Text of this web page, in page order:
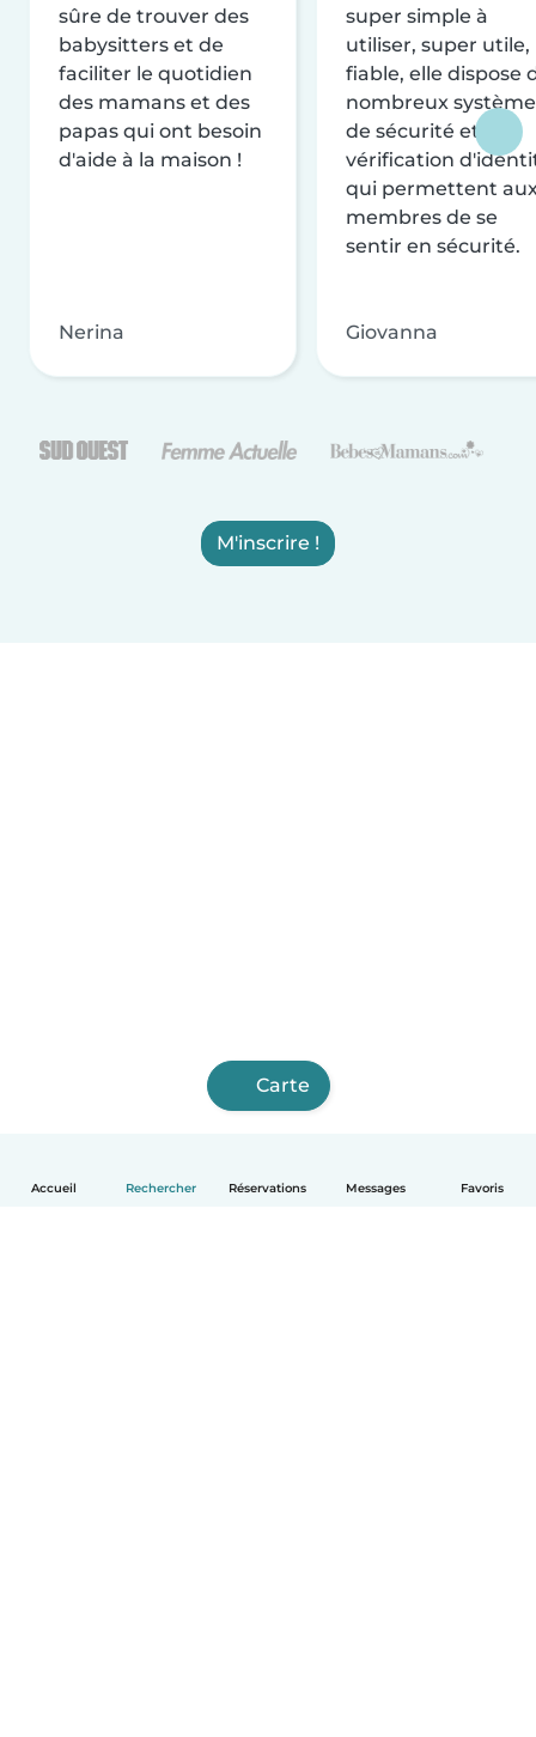
Accueil Rechercher Réservations Messages Favoris
sûre de trouver des
babysitters et de
faciliter le quotidien
des mamans et des
papas qui ont besoin
d'aide à la maison !
Nerina
super simple à
utiliser, super utile,
fiable, elle dispose
nombreux
de sécurité et de
vérification
qui permettent
membres de se
sentir en sécurité.
Giovanna
M'inscrire !
Carte